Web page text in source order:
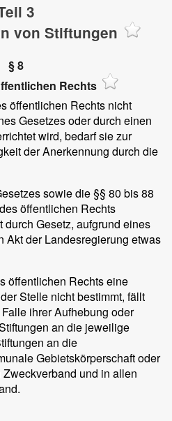
3
von Stiftungen
§ 8
Rechts
öffentlichen Rechts nicht
Gesetzes oder durch einen
wird, bedarf sie zur
der Anerkennung durch die
sowie die §§ 80 bis 88
öffentlichen Rechts
Gesetz, aufgrund eines
Akt der Landesregierung etwas
öffentlichen Rechts eine
Stelle nicht bestimmt, fällt
ihrer Aufhebung oder
an die jeweilige
an die
Gebietskörperschaft oder
und in allen